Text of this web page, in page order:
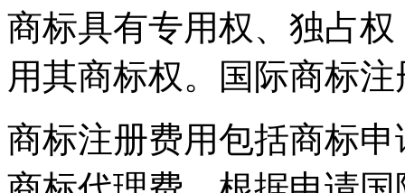
商标具有专用权、独占
用其商标权。国际商标
商标注册费用包括商标